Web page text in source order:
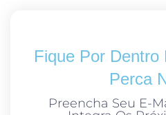
Fique Por Dentro
Perca
Preencha Seu E-